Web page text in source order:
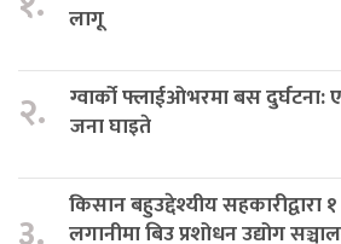
लागू
२.
ग्वार्को फ्लाईओभरमा बस
जना घाइते
किसान बहुउद्देश्यीय
लगानीमा बिउ प्रशोधन उद्योग